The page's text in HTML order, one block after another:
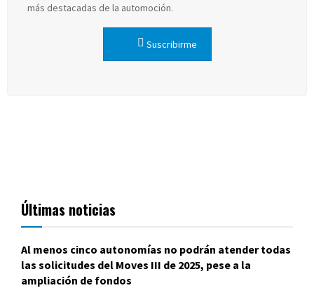
más destacadas de la automoción.
Suscribirme
Últimas noticias
Al menos cinco autonomías no podrán atender todas
las solicitudes del Moves III de 2025, pese a la
ampliación de fondos